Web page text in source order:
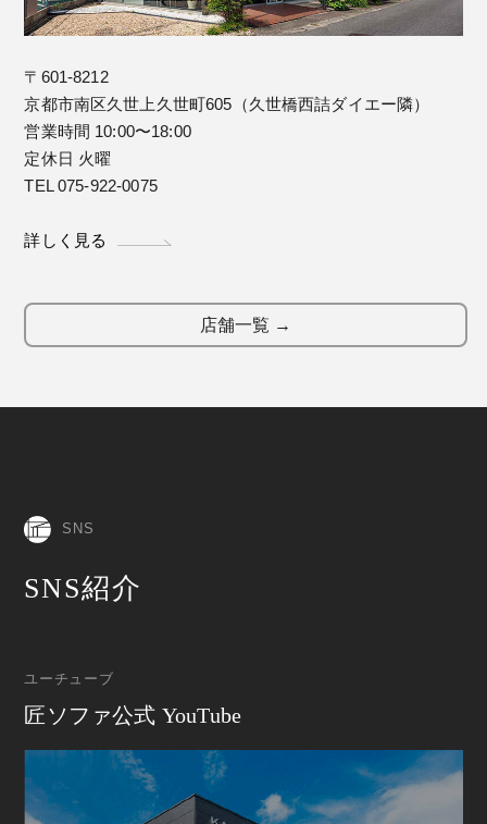
〒601-8212
京都市南区久世上久世町605（久世橋西詰ダイエー隣）
営業時間 10:00〜18:00
定休日 火曜
TEL 075-922-0075
詳しく見る
店舗一覧 →
SNS
SNS紹介
ユーチューブ
匠ソファ公式 YouTube